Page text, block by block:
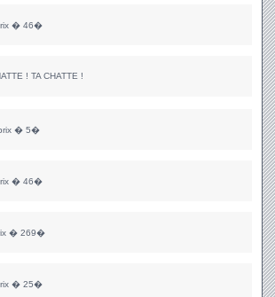
� 46�
! TA CHATTE !
� 5�
� 46�
� 269�
� 25�